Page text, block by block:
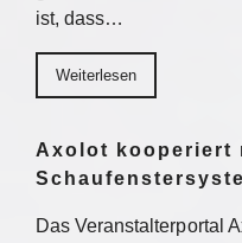
ist, dass…
Weiterlesen
Axolot kooperiert
Das Veranstalterportal